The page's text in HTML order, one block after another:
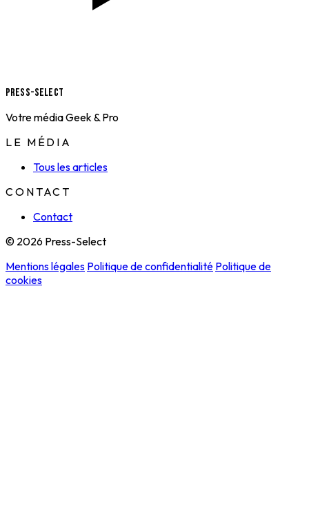
Press-Select
Votre média Geek & Pro
LE MÉDIA
Tous les articles
CONTACT
Contact
© 2026 Press-Select
Mentions légales Politique de confidentialité Politique de
cookies